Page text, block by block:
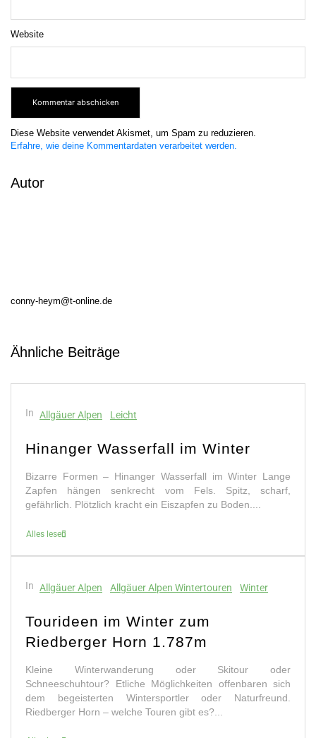
Website
Diese Website verwendet Akismet, um Spam zu reduzieren.
Erfahre, wie deine Kommentardaten verarbeitet werden.
Autor
conny-heym@t-online.de
Ähnliche Beiträge
In Allgäuer Alpen Leicht
Hinanger Wasserfall im Winter
Bizarre Formen – Hinanger Wasserfall im Winter Lange
Zapfen hängen senkrecht vom Fels. Spitz, scharf,
gefährlich. Plötzlich kracht ein Eiszapfen zu Boden....
Alles lesen
In Allgäuer Alpen Allgäuer Alpen Wintertouren Winter
Tourideen im Winter zum
Riedberger Horn 1.787m
Kleine Winterwanderung oder Skitour oder
Schneeschuhtour? Etliche Möglichkeiten offenbaren sich
dem begeisterten Wintersportler oder Naturfreund.
Riedberger Horn – welche Touren gibt es?...